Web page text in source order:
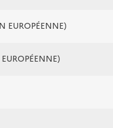
EUROPÉENNE)